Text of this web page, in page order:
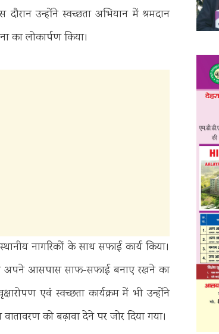
दौरान उन्होंने स्वच्छता अभियान में श्रमदान
का लोकार्पण किया।
नागरिकों के साथ सफाई कार्य किया।
से अपने आसपास साफ-सफाई बनाए रखने का
एवं स्वच्छता कार्यक्रम में भी उन्होंने
को बढ़ावा देने पर जोर दिया गया।